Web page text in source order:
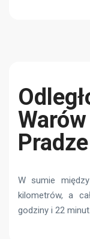
Pradze
W sumie
kilometrów, a
godziny i 22 minut.